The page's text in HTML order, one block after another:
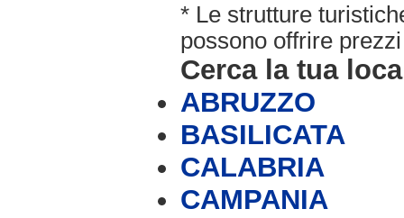
* Le strutture
possono offrire
Cerca la tua
ABRUZZO
BASILICATA
CALABRIA
CAMPANIA